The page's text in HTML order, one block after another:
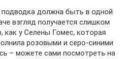
должна быть в одной
взгляд получается слишком
как у Селены Гомес, которая
розовыми и серо-синими
– можете сами посмотреть на